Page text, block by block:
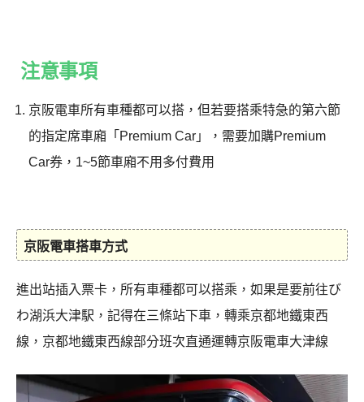
注意事項
京阪電車所有車種都可以搭，但若要搭乘特急的第六節
的指定席車廂「Premium Car」，需要加購Premium
Car券，1~5節車廂不用多付費用
京阪電車搭車方式
進出站插入票卡，所有車種都可以搭乘，如果是要前往び
わ湖浜大津駅，記得在三條站下車，轉乘京都地鐵東西
線，京都地鐵東西線部分班次直通運轉京阪電車大津線